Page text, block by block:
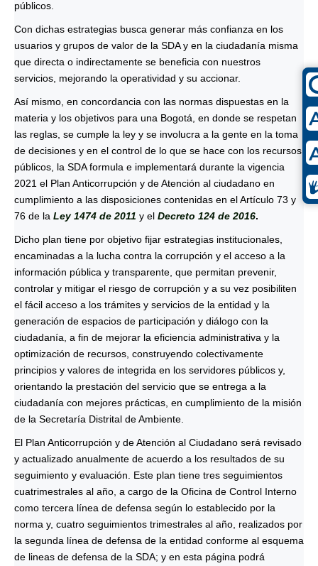
públicos.
Con dichas estrategias busca generar más confianza en los
usuarios y grupos de valor de la SDA y en la ciudadanía misma
que directa o indirectamente se beneficia con nuestros
servicios, mejorando la operatividad y su accionar.
Así mismo, en concordancia con las normas dispuestas en la
materia y los objetivos para una Bogotá, en donde se respetan
las reglas, se cumple la ley y se involucra a la gente en la toma
de decisiones y en el control de lo que se hace con los recursos
públicos, la SDA formula e implementará durante la vigencia
2021 el Plan Anticorrupción y de Atención al ciudadano en
cumplimiento a las disposiciones contenidas en el Artículo 73 y
76 de la Ley 1474 de 2011 y el Decreto 124 de 2016.
Dicho plan tiene por objetivo fijar estrategias institucionales,
encaminadas a la lucha contra la corrupción y el acceso a la
información pública y transparente, que permitan prevenir,
controlar y mitigar el riesgo de corrupción y a su vez posibiliten
el fácil acceso a los trámites y servicios de la entidad y la
generación de espacios de participación y diálogo con la
ciudadanía, a fin de mejorar la eficiencia administrativa y la
optimización de recursos, construyendo colectivamente
principios y valores de integrida en los servidores públicos y,
orientando la prestación del servicio que se entrega a la
ciudadanía con mejores prácticas, en cumplimiento de la misión
de la Secretaría Distrital de Ambiente.
El Plan Anticorrupción y de Atención al Ciudadano será revisado
y actualizado anualmente de acuerdo a los resultados de su
seguimiento y evaluación. Este plan tiene tres seguimientos
cuatrimestrales al año, a cargo de la Oficina de Control Interno
como tercera línea de defensa según lo establecido por la
norma y, cuatro seguimientos trimestrales al año, realizados por
la segunda línea de defensa de la entidad conforme al esquema
de lineas de defensa de la SDA; y en esta página podrá